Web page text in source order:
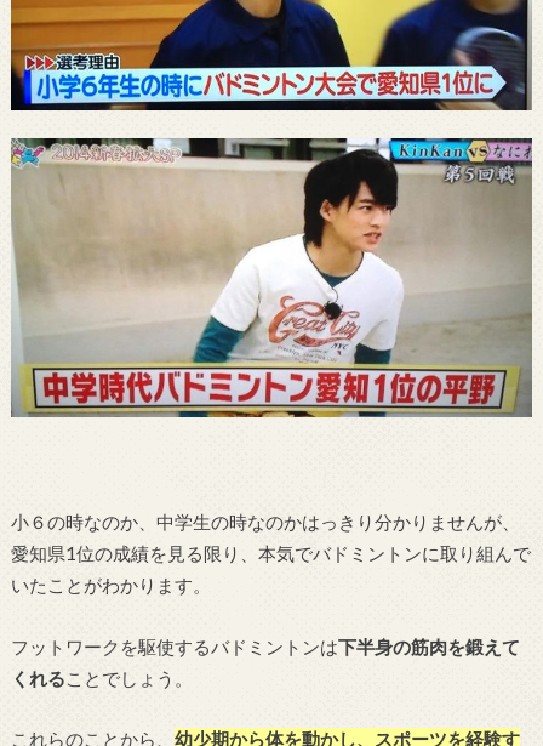
小６の時なのか、中学生の時なのかはっきり分かりませんが、
愛知県1位の成績を見る限り、本気でバドミントンに取り組んで
いたことがわかります。
フットワークを駆使するバドミントンは下半身の筋肉を鍛えて
くれることでしょう。
これらのことから、 幼少期から体を動かし、スポーツを経験す